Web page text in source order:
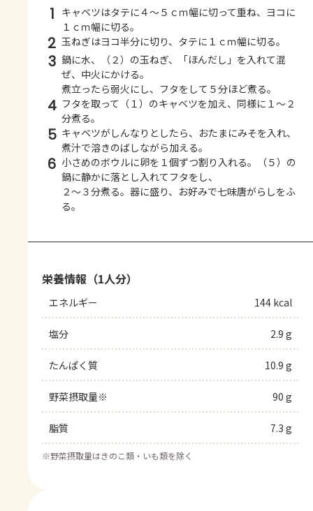
1 キャベツはタテに４～５ｃｍ幅に切って重ね、ヨコに
１ｃｍ幅に切る。
2 玉ねぎはヨコ半分に切り、タテに１ｃｍ幅に切る。
3 鍋に水、（２）の玉ねぎ、「ほんだし」を入れて混
ぜ、中火にかける。
煮立ったら弱火にし、フタをして５分ほど煮る。
4 フタを取って（１）のキャベツを加え、同様に１～２
分煮る。
5 キャベツがしんなりとしたら、おたまにみそを入れ、
煮汁で溶きのばしながら加える。
6 小さめのボウルに卵を１個ずつ割り入れる。（５）の
鍋に静かに落とし入れてフタをし、
２～３分煮る。器に盛り、お好みで七味唐がらしをふ
る。
栄養情報（1人分）
エネルギー 144 kcal
塩分 2.9 g
たんぱく質 10.9 g
野菜摂取量※ 90 g
脂質 7.3 g
※野菜摂取量はきのこ類・いも類を除く